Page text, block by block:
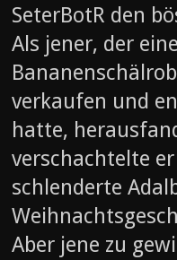
SeterBotR den
Als jener, der
verkaufen und
hatte,
verschachtelte
schlenderte
Aber jene zu